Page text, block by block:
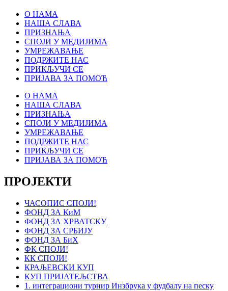
О НАМА
НАША СЛАВА
ПРИЗНАЊА
СПОЈИ У МЕДИЈИМА
УМРЕЖАВАЊЕ
ПОДРЖИТЕ НАС
ПРИКЉУЧИ СЕ
ПРИЈАВА ЗА ПОМОЋ
О НАМА
НАША СЛАВА
ПРИЗНАЊА
СПОЈИ У МЕДИЈИМА
УМРЕЖАВАЊЕ
ПОДРЖИТЕ НАС
ПРИКЉУЧИ СЕ
ПРИЈАВА ЗА ПОМОЋ
ПРОЈЕКТИ
ЧАСОПИС СПОЈИ!
ФОНД ЗА КиМ
ФОНД ЗА ХРВАТСКУ
ФОНД ЗА СРБИЈУ
ФОНД ЗА БиХ
ФК СПОЈИ!
КК СПОЈИ!
КРАЉЕВСКИ КУП
КУП ПРИЈАТЕЉСТВА
1. интеграциони турнир Инзбрука у фудбалу на песку